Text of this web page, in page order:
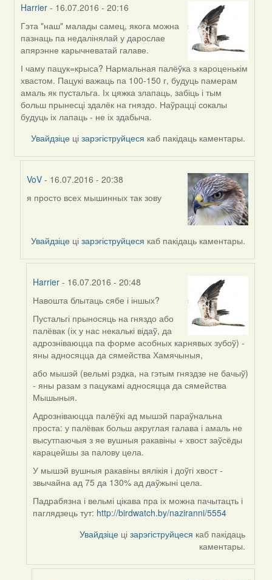
Harrier - 16.07.2016 - 20:16
In
reply
to
by
VoV
Гэта "наш" малады самец, якога можна
пазнаць па недалінялай у дарослае
апярэнне карычневатай галаве.
І чаму пацук=крыса? Нармальная палёўка з кароценькім
хвастом. Пацукі важаць па 100-150 г, будуць памерам
амаль як пустальга. Іх цяжка злапаць, забіць і тым
больш прынесці здалёк на гняздо. Наўрацці сокалы
будуць іх лапаць - не іх здабыча.
Увайдзіце цізарэгіструйцеся каб пакідаць каментары.
VoV - 16.07.2016 - 20:38
In
by
я просто всех мышинных так зову
Увайдзіце цізарэгіструйцеся каб пакідаць каментары.
Harrier- 16.07.2016 - 20:48
In
reply
to
by
VoV
Навошта блытаць сябе і іншых?
Пустальгі прыносяць на гняздо або
палёвак (іх у нас некалькі відаў, да
адрозніваюцца па форме асобных карнявых зубоў) -
яны адносяцца да сямейства Хамячыныя,
або мышэй (вельмі рэдка, на гэтым гняздзе не бачыў)
- яны разам з пацукамі адносяцца да сямейства
Мышыныя.
Адрозніваюцца палёўкі ад мышэй параўнальна
проста: у палёвак больш акруглая галава і амаль не
высутпаючыя з яе вушныя ракавіны + хвост заўсёды
карацейшы за палову цела.
У мышэй вушныя ракавіны вялікія і доўгі хвост -
звычайна ад 75 да 130% ад даўжыні цела.
Падрабязна і вельмі цікава пра іх можна пачытацть і
паглядзець тут: http://birdwatch.by/naziranni/5554
Увайдзіце цізарэгіструйцеся каб пакідаць
каментары.